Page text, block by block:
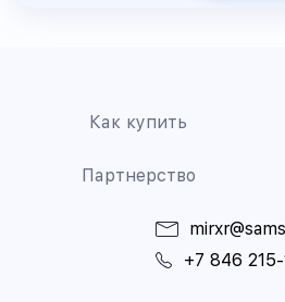
Как купить
Партнерство
+7 846